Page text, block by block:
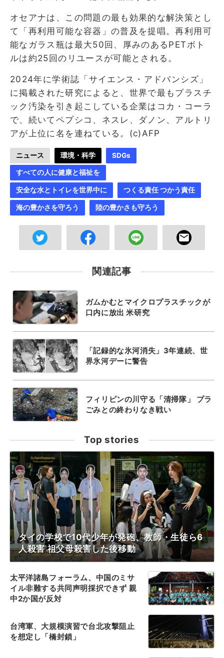
オセアナは、この問題の最も効果的な解決策とし
て「再利用可能な容器」の普及を提唱。再利用可
能なガラス瓶は最大50回、厚みのあるPETボト
ルは約25回のリユースが可能とされる。
2024年に学術誌「サイエンス・アドバンシズ」
に掲載された研究によると、世界で最もプラスチ
ック汚染を引き起こしている企業はコカ・コーラ
で、続いてペプシコ、ネスレ、ダノン、アルトリ
アが上位に名を連ねている。(c)AFP
ニュース 環境・科学 SDGs
すべての人に健康と福祉を
安全な水とトイレを世界中に つくる責任 つかう責任
海の豊かさを守ろう 陸の豊かさも守ろう
関連記事
ガムかむとマイクロプラスチックが
口内に放出 米研究
「記録的な氷河消失」3年連続、世
界氷河デーに警告
フィリピンの川守る「清掃隊」 プラ
ごみとの終わりなき戦い
Top stories
タイの学校で10代少年が発砲、教師・生徒ら6
人殺害 祖父母殺害した後移動
太平洋諸島フォーラム、中国のミサ
イル非難する共同声明採択できず 親
中2か国が反対
台湾軍、大規模演習で台北攻撃阻止
を想定し「橋封鎖」